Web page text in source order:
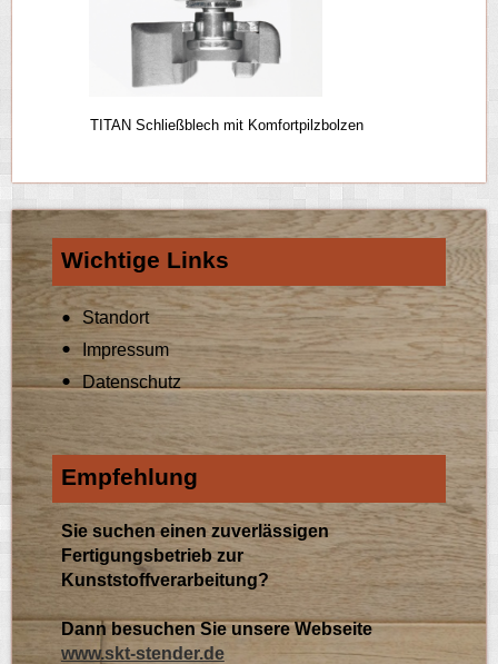
TITAN Schließblech mit Komfortpilzbolzen
Wichtige Links
Standort
Impressum
Datenschutz
Empfehlung
Sie suchen einen zuverlässigen
Fertigungsbetrieb zur
Kunststoffverarbeitung?
Dann besuchen Sie unsere Webseite
www.skt-stender.de